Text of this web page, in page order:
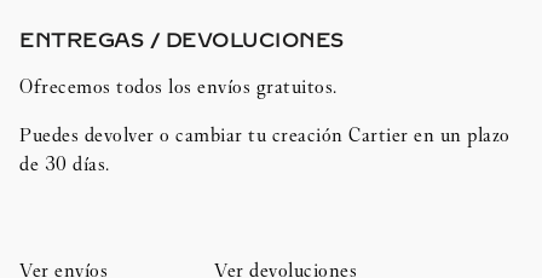
ENTREGAS / DEVOLUCIONES​
Ofrecemos todos los envíos gratuitos.
Puedes devolver o cambiar tu creación Cartier en un plazo
de 30 días.​
Ver envíos Ver devoluciones